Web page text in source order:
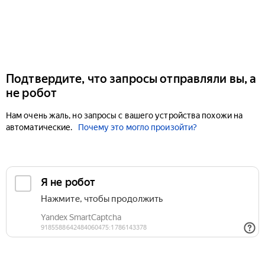
Подтвердите, что запросы отправляли вы, а
не робот
Нам очень жаль, но запросы с вашего устройства похожи на
автоматические.
Почему это могло произойти?